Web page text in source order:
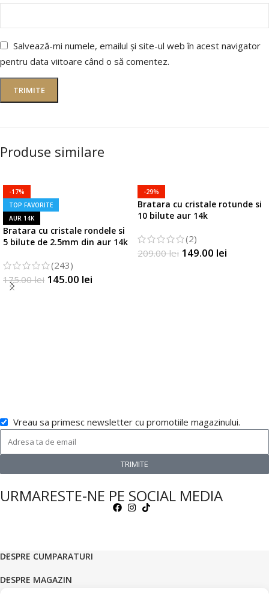
Salvează-mi numele, emailul și site-ul web în acest navigator
pentru data viitoare când o să comentez.
Produse similare
-17%
TOP FAVORITE
AUR 14K
Bratara cu cristale rondele si
5 bilute de 2.5mm din aur 14k
(243)
175.00lei 145.00 lei
-29%
Bratara cu cristale rotunde si
10 bilute aur 14k
(2)
209.00lei 149.00 lei
Vreau sa primesc newsletter cu promotiile magazinului.
TRIMITE
URMARESTE-NE PE SOCIAL MEDIA
DESPRE CUMPARATURI
DESPRE MAGAZIN